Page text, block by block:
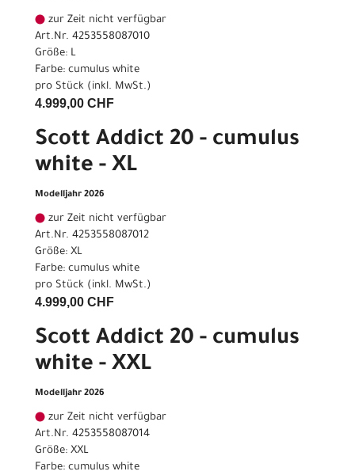
zur Zeit nicht verfügbar
Art.Nr. 4253558087010
Größe: L
Farbe: cumulus white
pro Stück (inkl. MwSt.)
4.999,00 CHF
Scott Addict 20 - cumulus
white - XL
Modelljahr 2026
zur Zeit nicht verfügbar
Art.Nr. 4253558087012
Größe: XL
Farbe: cumulus white
pro Stück (inkl. MwSt.)
4.999,00 CHF
Scott Addict 20 - cumulus
white - XXL
Modelljahr 2026
zur Zeit nicht verfügbar
Art.Nr. 4253558087014
Größe: XXL
Farbe: cumulus white